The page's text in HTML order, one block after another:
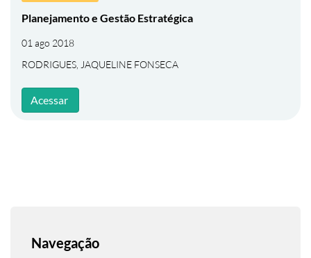
Planejamento e Gestão Estratégica
01 ago 2018
RODRIGUES, JAQUELINE FONSECA
Acessar
Navegação